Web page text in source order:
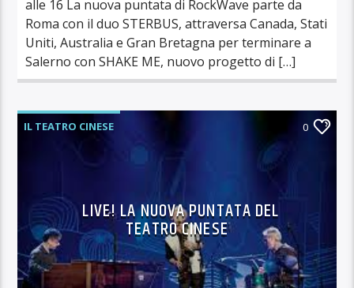
alle 16 La nuova puntata di RockWave parte da
Roma con il duo STERBUS, attraversa Canada, Stati
Uniti, Australia e Gran Bretagna per terminare a
Salerno con SHAKE ME, nuovo progetto di […]
IL TEATRO CINESE 0
LIVE! LA NUOVA PUNTATA DEL
TEATRO CINESE